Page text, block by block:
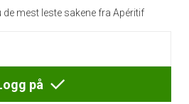
mest leste sakene fra Apéritif
på